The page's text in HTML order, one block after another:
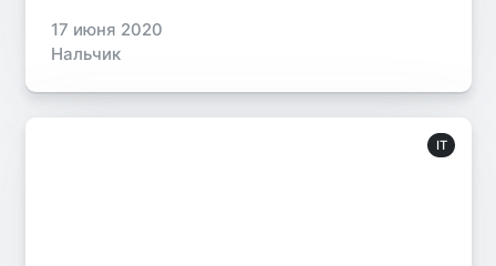
17 июня 2020
Нальчик
IT